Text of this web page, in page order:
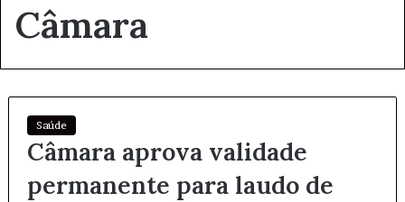
Câmara
Saúde
Câmara aprova validade
permanente para laudo de